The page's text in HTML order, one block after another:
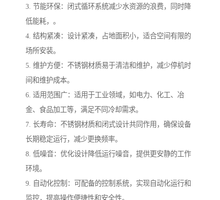
3. 节能环保：闭式循环系统减少水资源的浪费，同时降
低能耗，。
4. 结构紧凑：设计紧凑，占地面积小，适合空间有限的
场所安装。
5. 维护方便：不锈钢材质易于清洁和维护，减少停机时
间和维护成本。
6. 适用范围广：适用于工业领域，如电力、化工、冶
金、食品加工等，满足不同冷却需求。
7. 长寿命：不锈钢材质和闭式设计共同作用，确保设备
长期稳定运行，减少更换频率。
8. 低噪音：优化设计降低运行噪音，提供更安静的工作
环境。
9. 自动化控制：可配备的控制系统，实现自动化运行和
监控，提高操作便捷性和安全性。